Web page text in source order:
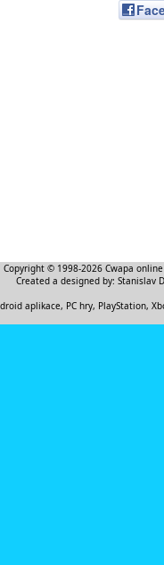
Copyright © 1998-2026 Cwapa
Created a designed by: Stanislav
aplikace, PC hry, PlayStation,